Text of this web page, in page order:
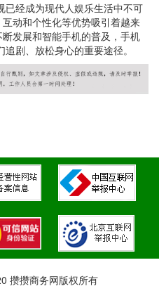
已经成为现代人娱乐生活中不可
动和个性化等优势吸引着越来
发展和智能手机的普及，手机
剧、放松身心的重要途径。
攒攒商务网版权所有